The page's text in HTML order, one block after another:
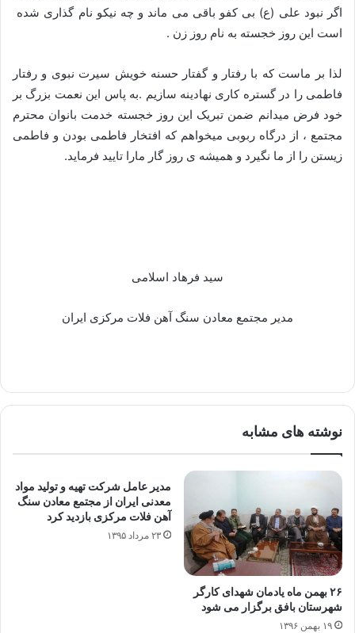
اگر نبود علی (ع) بی کفو باقی می ماند و چه نیکو نام گذاری شده
است این روز خجسته به نام روز زن .
لذا بر ماست که با رفتار و گفتار حسنه خویش سیرت نبوی و رفتار
فاطمی را در گستره کاری نهادینه سازیم .به پاس این نعمت بزرگ بر
خود فرض میدانم ضمن تبریک این روز خجسته خدمت بانوان محترم
مجتمع ، از درگاه ربوبی میخواهم که افتخار فاطمی بودن و فاطمی
زیستن را از ما نگیرد و همیشه ی روز گار مارا تایید فرماید.
سید فرهاد اسلامی
مدیر مجتمع معادن سنگ آهن فلات مرکزی ایران
نوشته های مشابه
۲۶ بهمن ماه یادمان شهدای کارگر
شهرستان بافق برگزار می شود
۱۹ بهمن ۱۳۹۶
مدیر عامل شرکت تهیه و تولید مواد
معدنی ایران از مجتمع معادن سنگ
آهن فلات مرکزی بازدید کرد
۲۳ مرداد ۱۳۹۵